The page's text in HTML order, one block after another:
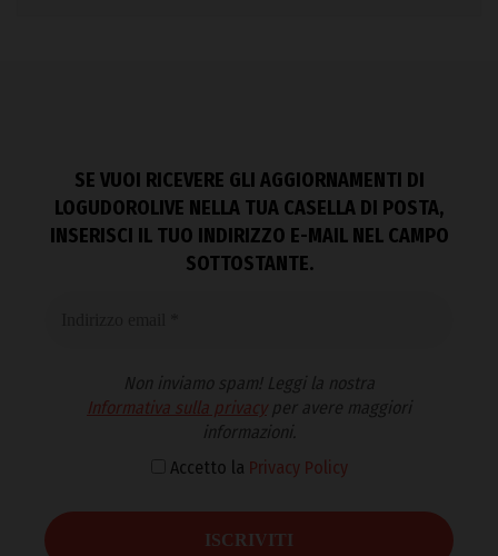
SE VUOI RICEVERE GLI AGGIORNAMENTI DI
LOGUDOROLIVE NELLA TUA CASELLA DI POSTA,
INSERISCI IL TUO INDIRIZZO E-MAIL NEL CAMPO
SOTTOSTANTE.
Non inviamo spam! Leggi la nostra
Informativa sulla privacyper avere maggiori
informazioni.
Accetto la Privacy Policy